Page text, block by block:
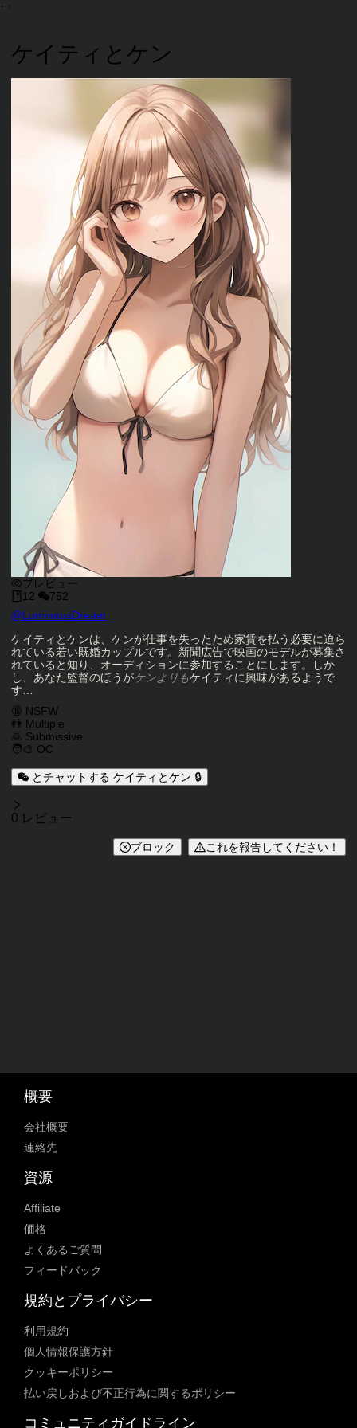
ケイティとケン
プレビュー
12
752
キャラクタークリエイター
@LuminousDream
キャラクター説明
ケイティとケンは、ケンが仕事を失ったため家賃を払う必要に迫ら
れている若い既婚カップルです。新聞広告で映画のモデルが募集さ
れていると知り、オーディションに参加することにします。しか
し、あなた監督のほうがケンよりもケイティに興味があるようで
す…
キャラクタータグ
🔞 NSFW
👭 Multiple
🙇 Submissive
🧑‍🎨 OC
とチャットする ケイティとケン 🔒
レビュー
0 レビュー
ブロック これを報告してください！
概要
会社概要
連絡先
資源
Affiliate
価格
よくあるご質問
フィードバック
規約とプライバシー
利用規約
個人情報保護方針
クッキーポリシー
払い戻しおよび不正行為に関するポリシー
コミュニティガイドライン